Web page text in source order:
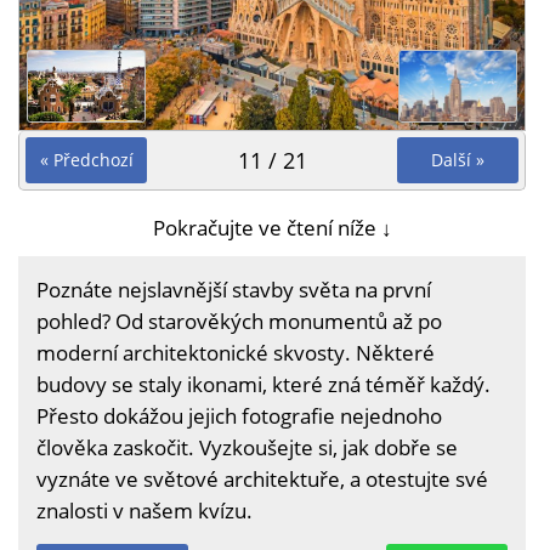
« Předchozí Další »
11 / 21
Pokračujte ve čtení níže ↓
Poznáte nejslavnější stavby světa na první
pohled? Od starověkých monumentů až po
moderní architektonické skvosty. Některé
budovy se staly ikonami, které zná téměř každý.
Přesto dokážou jejich fotografie nejednoho
člověka zaskočit. Vyzkoušejte si, jak dobře se
vyznáte ve světové architektuře, a otestujte své
znalosti v našem kvízu.